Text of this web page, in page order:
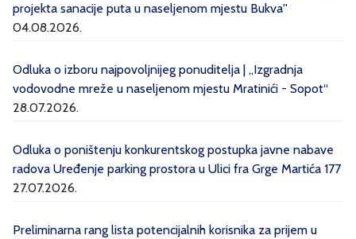
projekta sanacije puta u naseljenom mjestu Bukva''
04.08.2026.
Odluka o izboru najpovoljnijeg ponuditelja | „Izgradnja
vodovodne mreže u naseljenom mjestu Mratinići - Sopot“
28.07.2026.
Odluka o poništenju konkurentskog postupka javne nabave
radova Uređenje parking prostora u Ulici fra Grge Martića 177
27.07.2026.
Preliminarna rang lista potencijalnih korisnika za prijem u